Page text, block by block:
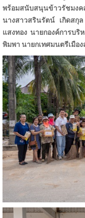
พร้อมสนับสนุนข้าวรัชม
นางสาวสรินรัตน์ เกิดสกุล
แสงทอง นายกองค์การบ
พิมพา นายกเทศมนตรีเมือ